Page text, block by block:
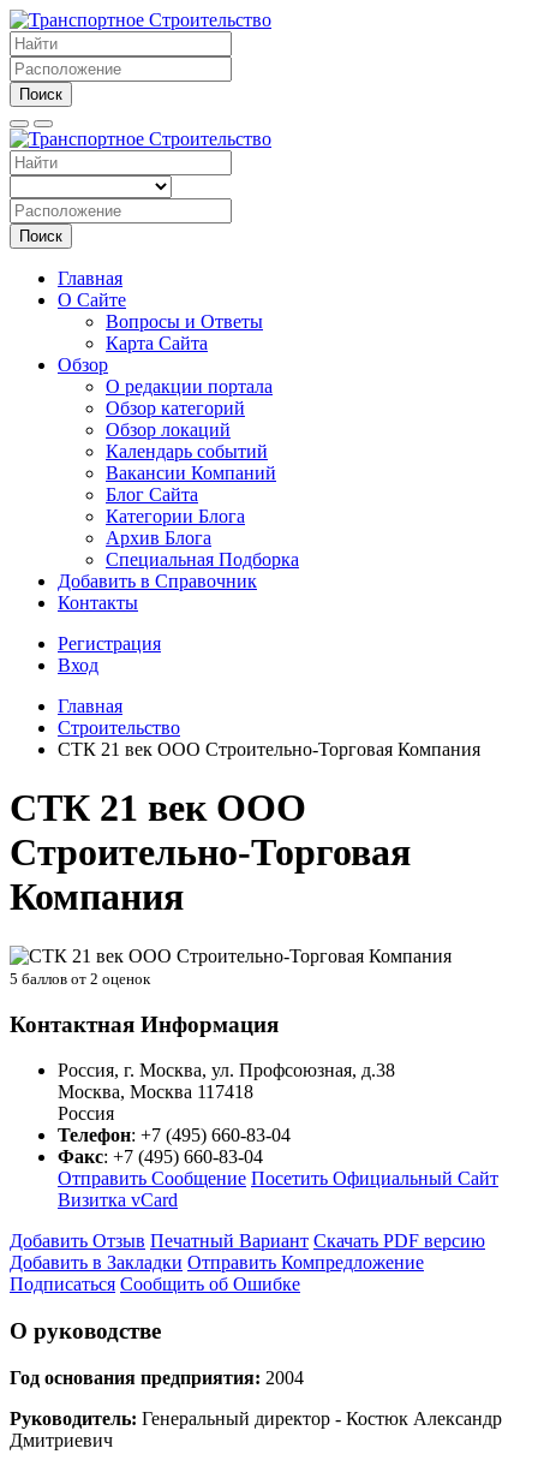
Поиск
Поиск
Главная
О Сайте
Вопросы и Ответы
Карта Сайта
Обзор
О редакции портала
Обзор категорий
Обзор локаций
Календарь событий
Вакансии Компаний
Блог Сайта
Категории Блога
Архив Блога
Специальная Подборка
Добавить в Справочник
Контакты
Регистрация
Вход
Главная
Строительство
СТК 21 век ООО Строительно-Торговая Компания
СТК 21 век ООО
Строительно-Торговая
Компания
5 баллов от 2 оценок
Контактная Информация
Россия, г. Москва, ул. Профсоюзная, д.38
Москва, Москва 117418
Россия
Телефон: +7 (495) 660-83-04
Факс: +7 (495) 660-83-04
Отправить Сообщение Посетить Официальный Сайт
Визитка vCard
Добавить Отзыв Печатный Вариант Скачать PDF версию
Добавить в Закладки Отправить Компредложение
Подписаться Сообщить об Ошибке
О руководстве
Год основания предприятия: 2004
Руководитель: Генеральный директор - Костюк Александр
Дмитриевич